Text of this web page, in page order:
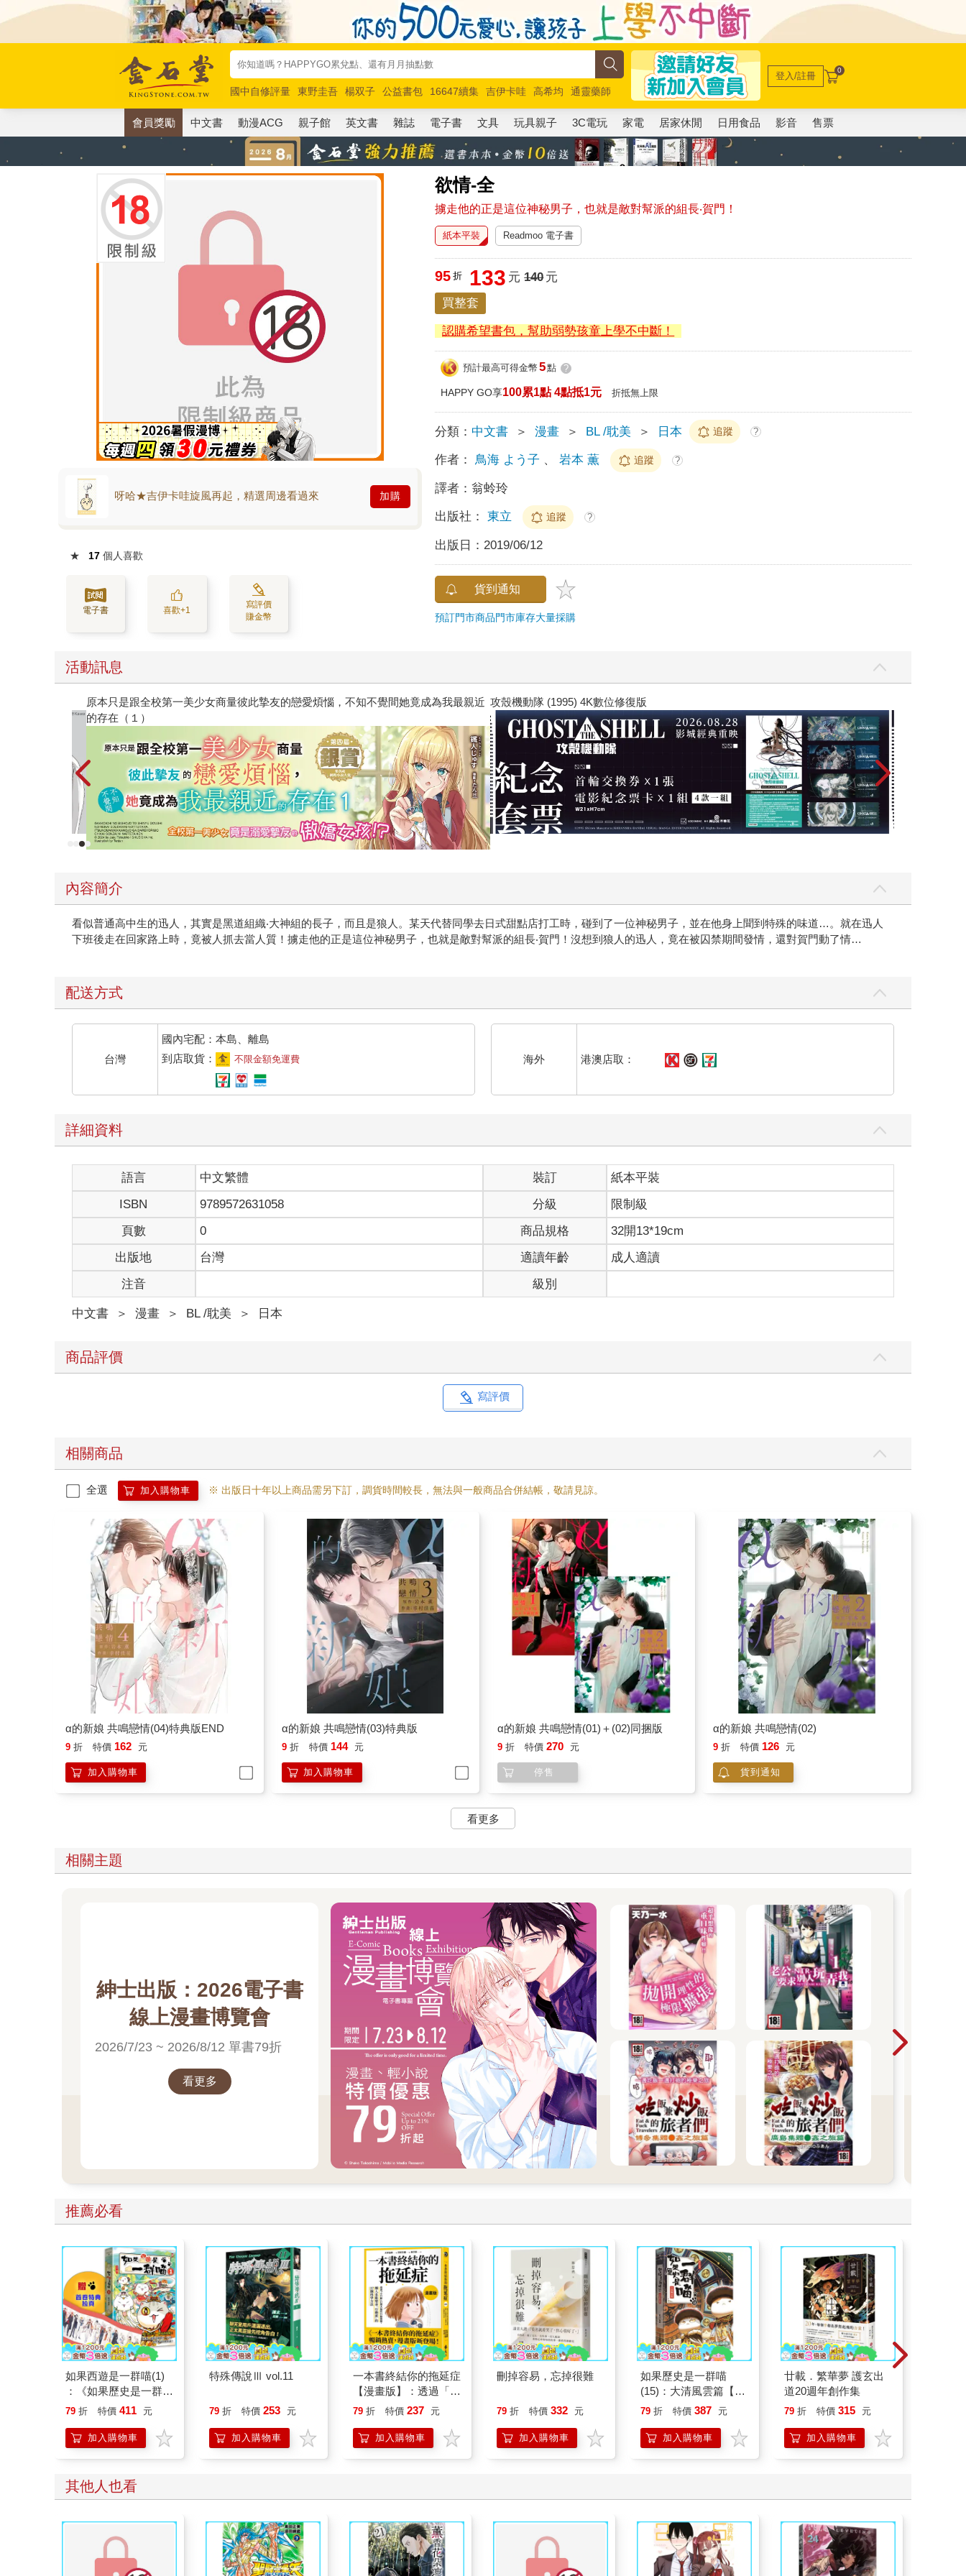
國中自修評量 東野圭吾 楊双子 公益書包 16647續集 吉伊卡哇 高希均
通靈藥師
唯紅花綻放
奧德賽 路邊攤新作 馬斯克 玩具總動員5 超慢跑
登入/註冊 0
會員獎勵 中文書 動漫ACG 親子館 英文書 雜誌 電子書 文具 玩具親子 3C電玩 家電 居家休閒 日用食品 影音 售票
欲情-全
擄走他的正是這位神秘男子，也就是敵對幫派的組長‧賀門！
呀哈★吉伊卡哇旋風再起，精選周邊看過來 加購
★ 17 個人喜歡
電子書 喜歡+1
寫評價
賺金幣
紙本平裝 Readmoo 電子書
95 折 133 元 140元
買整套
認購希望書包，幫助弱勢孩童上學不中斷！
預計最高可得金幣 5點 ?
HAPPY GO享100累1點 4點抵1元 折抵無上限
分類： 中文書 ＞ 漫畫 ＞ BL /耽美 ＞ 日本 追蹤 ?
作者： 鳥海 よう子 、岩本 薫 追蹤 ?
譯者：翁蛉玲
出版社： 東立 追蹤 ?
出版日： 2019/06/12
貨到通知
預訂門市商品門市庫存大量採購
活動訊息
原本只是跟全校第一美少女商量彼此摯友的戀愛煩惱，不知不覺間她竟成為我最親近
的存在（１）
攻殼機動隊 (1995) 4K數位修復版
內容簡介
看似普通高中生的迅人，其實是黑道組織‧大神組的長子，而且是狼人。某天代替同學去日式甜點店打工時，碰到了一位神秘男子，並在他身上聞到特殊的味道…。就在迅人
下班後走在回家路上時，竟被人抓去當人質！擄走他的正是這位神秘男子，也就是敵對幫派的組長‧賀門！沒想到狼人的迅人，竟在被囚禁期間發情，還對賀門動了情…
配送方式
台灣
國內宅配：本島、離島
到店取貨：
不限金額免運費 海外 港澳店取：
詳細資料
語言 中文繁體 裝訂
紙本平裝
ISBN
9789572631058 分級
限制級
頁數
0 商品規格
32開13*19cm
出版地
台灣 適讀年齡
成人適讀
注音
級別
中文書 ＞ 漫畫 ＞ BL /耽美 ＞ 日本
商品評價
寫評價
相關商品
全選 加入購物車 ※ 出版日十年以上商品需另下訂，調貨時間較長，無法與一般商品合併結帳，敬請見諒。
α的新娘 共鳴戀情(04)特典版END
9 折 特價 162 元
加入購物車
α的新娘 共鳴戀情(03)特典版
9 折 特價 144 元
加入購物車
α的新娘 共鳴戀情(01)＋(02)同捆版
9 折 特價 270 元
停售
α的新娘 共鳴戀情(02)
9 折 特價 126 元
貨到通知
看更多
相關主題
紳士出版：2026電子書
線上漫畫博覽會
2026/7/23 ~ 2026/8/12 單書79折
看更多
推薦必看
如果西遊是一群喵(1)
：《如果歷史是一群
喵》作者最新力作，附
79 折 特價 411 元
加入購物車
特殊傳說Ⅲ vol.11
79 折 特價 253 元
加入購物車
一本書終結你的拖延症
【漫畫版】：透過「小
行動」打開大腦的行動
「行動派」的37個科
學方法
79 折 特價 237 元
加入購物車
刪掉容易，忘掉很難
79 折 特價 332 元
加入購物車
如果歷史是一群喵
(15)：大清風雲篇【萌
貓漫畫學歷史】
79 折 特價 387 元
加入購物車
廿載．繁華夢 護玄出
道20週年創作集
79 折 特價 315 元
加入購物車
其他人也看